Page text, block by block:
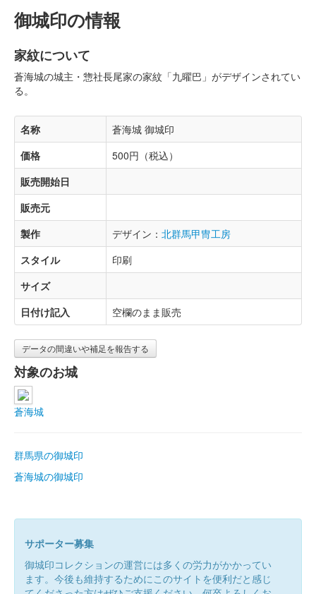
御城印の情報
家紋について
蒼海城の城主・惣社長尾家の家紋「九曜巴」がデザインされてい
る。
名称
蒼海城 御城印
価格
500円（税込）
販売開始日
販売元
製作
デザイン： 北群馬甲冑工房
スタイル
印刷
サイズ
日付け記入
空欄のまま販売
データの間違いや補足を報告する
対象のお城
蒼海城
群馬県の御城印
蒼海城の御城印
サポーター募集
御城印コレクションの運営には多くの労力がかかってい
ます。今後も維持するためにこのサイトを便利だと感じ